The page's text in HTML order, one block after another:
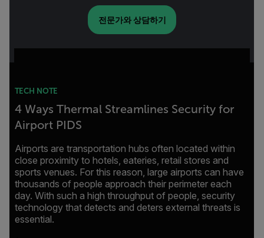
전문가와 상담하기
TECH NOTE
4 Ways Thermal Streamlines Security for
Airport PIDS
Airports are transportation hubs often located within
close proximity to hotels, eateries, retail stores and
sports venues. For this reason, large airports can have
thousands of people approach their perimeter each
day. With such a high throughput of people, security
technology that detects and deters external threats is
essential.